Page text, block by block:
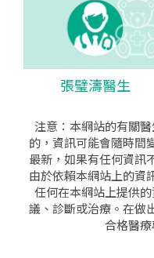
張璧濤醫生
注意：本網站的有關
的，資訊可能會隨時間
最新，如果有任何資訊
由於依賴本網站上的資
任何在本網站上提供
議、診斷或治療。在做
合格醫療